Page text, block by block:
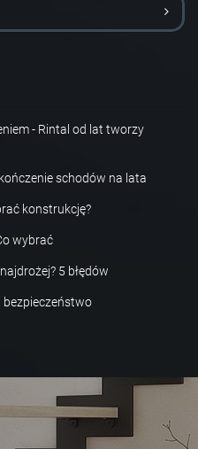
- Rintal od lat tworzy
schodów na lata
konstrukcję?
wybrać
5 błędów
bezpieczeństwo